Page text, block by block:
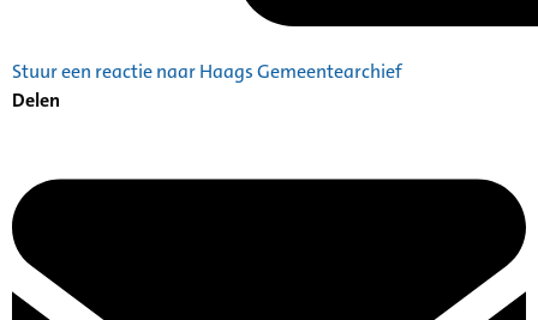
Stuur een reactie naar Haags Gemeentearchief
Delen